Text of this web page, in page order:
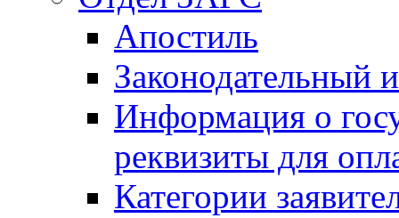
Апостиль
Законодательный
Информация о
реквизиты для
Категории